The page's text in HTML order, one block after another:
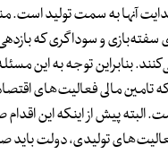
آنها به سمت تولید است.
و سوداگری که
بنابراین توجه به این
تامین مالی فعالیت‌های
البته پیش از اینکه این
تولیدی، دولت باید